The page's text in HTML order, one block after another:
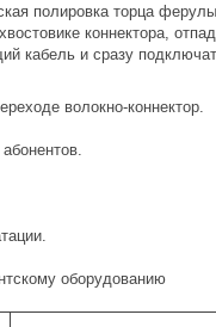
полировка торца
коннектора,
кабель и сразу
волокно-коннектор.
оборудованию